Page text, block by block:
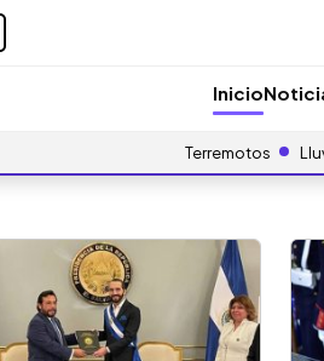
Inicio
Terremotos